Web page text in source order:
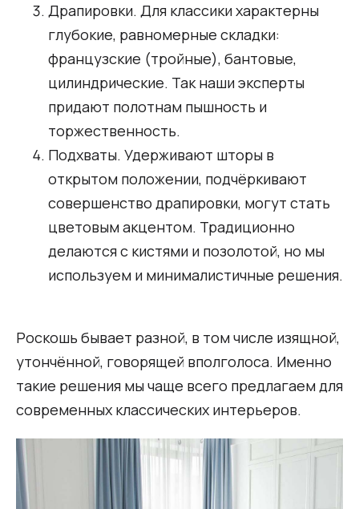
Драпировки. Для классики характерны
глубокие, равномерные складки:
французские (тройные), бантовые,
цилиндрические. Так наши эксперты
придают полотнам пышность и
торжественность.
Подхваты. Удерживают шторы в
открытом положении, подчёркивают
совершенство драпировки, могут стать
цветовым акцентом. Традиционно
делаются с кистями и позолотой, но мы
используем и минималистичные решения.
Роскошь бывает разной, в том числе изящной,
утончённой, говорящей вполголоса. Именно
такие решения мы чаще всего предлагаем для
современных классических интерьеров.